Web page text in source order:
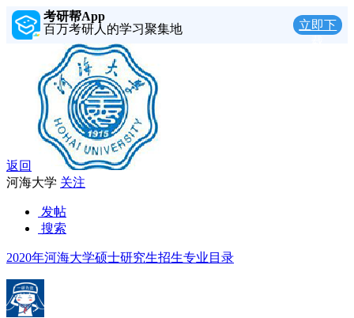
考研帮App
百万考研人的学习聚集地
立即下
返回
河海大学 关注
发帖
搜索
2020年河海大学硕士研究生招生专业目录